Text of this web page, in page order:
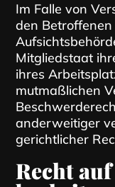
Im Falle von
den
Mitgliedstaat
ihres
mutmaßlichen
anderweitiger
gerichtlicher
Recht